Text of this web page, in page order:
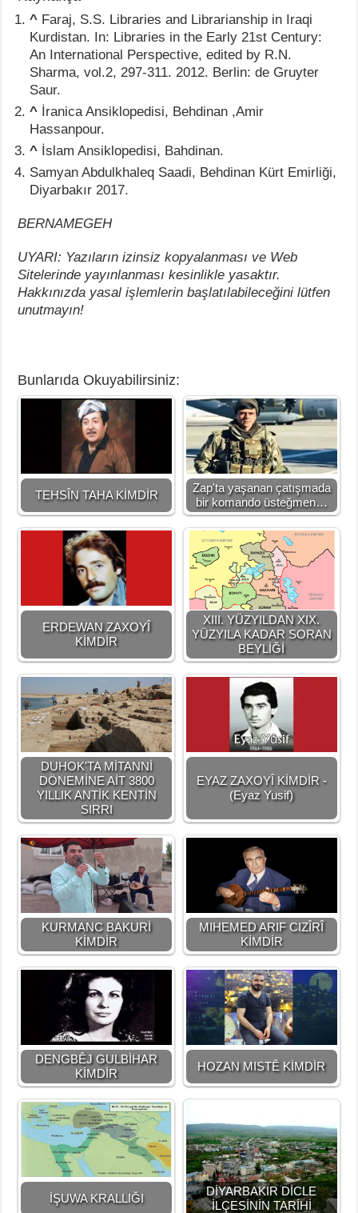
^ Faraj, S.S. Libraries and Librarianship in Iraqi
Kurdistan. In: Libraries in the Early 21st Century:
An International Perspective, edited by R.N.
Sharma, vol.2, 297-311. 2012. Berlin: de Gruyter
Saur.
^ İranica Ansiklopedisi, Behdinan ,Amir
Hassanpour.
^ İslam Ansiklopedisi, Bahdinan.
Samyan Abdulkhaleq Saadi, Behdinan Kürt Emirliği,
Diyarbakır 2017.
BERNAMEGEH
UYARI: Yazıların izinsiz kopyalanması ve Web
Sitelerinde yayınlanması kesinlikle yasaktır.
Hakkınızda yasal işlemlerin başlatılabileceğini lütfen
unutmayın!
Bunlarıda Okuyabilirsiniz:
TEHSÎN TAHA KİMDİR
Zap'ta yaşanan çatışmada
bir komando üsteğmen…
ERDEWAN ZAXOYÎ
KİMDİR
XIII. YÜZYILDAN XIX.
YÜZYILA KADAR SORAN
BEYLİĞİ
DUHOK'TA MİTANNİ
DÖNEMİNE AİT 3800
YILLIK ANTİK KENTİN
SIRRI
EYAZ ZAXOYÎ KİMDİR -
(Eyaz Yusif)
KURMANC BAKURİ
KİMDİR
MIHEMED ARIF CIZÎRÎ
KİMDİR
DENGBÊJ GULBİHAR
KİMDİR
HOZAN MISTÊ KİMDİR
İŞUWA KRALLIĞI
DİYARBAKIR DİCLE
İLÇESİNİN TARİHİ